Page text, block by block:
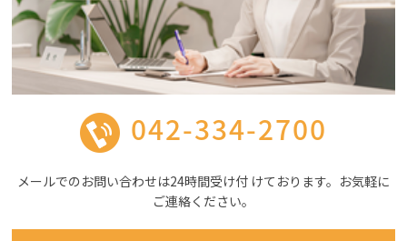
042-334-2700
メールでのお問い合わせは24時間受け付 けております。お気軽に
ご連絡ください。